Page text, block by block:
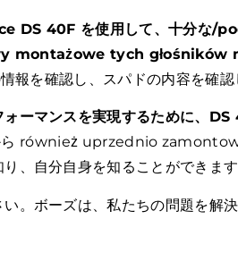
DS 40F を使用して、十分
tych głośników
報を確認し、スパドの内容を確認
ーマンスを実現するために、
również uprzednio
、自分自身を知ることができま
。ボーズは、私たちの問題を解